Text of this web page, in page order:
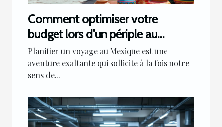
Comment optimiser votre
budget lors d'un périple au
Mexique
Planifier un voyage au Mexique est une
aventure exaltante qui sollicite à la fois notre
sens de...